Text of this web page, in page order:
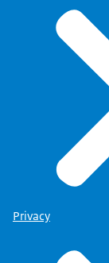
Privacy